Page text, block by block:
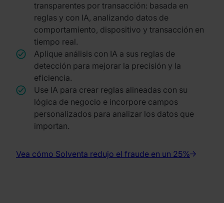
transparentes por transacción: basada en
reglas y con IA, analizando datos de
comportamiento, dispositivo y transacción en
tiempo real.
Aplique análisis con IA a sus reglas de
detección para mejorar la precisión y la
eficiencia.
Use IA para crear reglas alineadas con su
lógica de negocio e incorpore campos
personalizados para analizar los datos que
importan.
Vea cómo Solventa redujo el fraude en un 25%